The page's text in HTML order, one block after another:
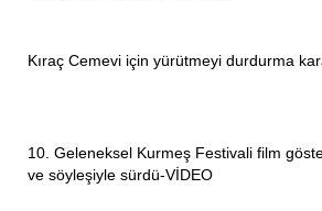
Kıraç Cemevi için yürütmeyi durdurma
10. Geleneksel Kurmeş Festivali film
ve söyleşiyle sürdü-VİDEO